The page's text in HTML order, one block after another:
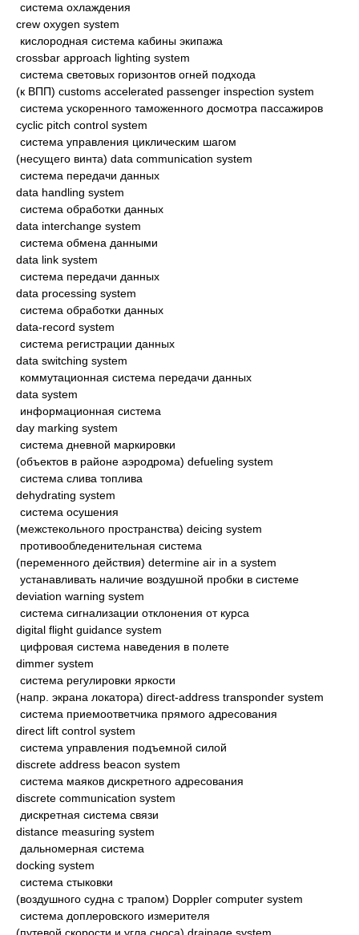
система охлаждения
crew oxygen system
кислородная система кабины экипажа
crossbar approach lighting system
система световых горизонтов огней подхода
(к ВПП) customs accelerated passenger inspection system
система ускоренного таможенного досмотра пассажиров
cyclic pitch control system
система управления циклическим шагом
(несущего винта) data communication system
система передачи данных
data handling system
система обработки данных
data interchange system
система обмена данными
data link system
система передачи данных
data processing system
система обработки данных
data-record system
система регистрации данных
data switching system
коммутационная система передачи данных
data system
информационная система
day marking system
система дневной маркировки
(объектов в районе аэродрома) defueling system
система слива топлива
dehydrating system
система осушения
(межстекольного пространства) deicing system
противообледенительная система
(переменного действия) determine air in a system
устанавливать наличие воздушной пробки в системе
deviation warning system
система сигнализации отклонения от курса
digital flight guidance system
цифровая система наведения в полете
dimmer system
система регулировки яркости
(напр. экрана локатора) direct-address transponder system
система приемоответчика прямого адресования
direct lift control system
система управления подъемной силой
discrete address beacon system
система маяков дискретного адресования
discrete communication system
дискретная система связи
distance measuring system
дальномерная система
docking system
система стыковки
(воздушного судна с трапом) Doppler computer system
система доплеровского измерителя